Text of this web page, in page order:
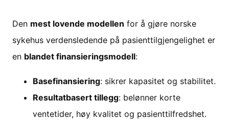
Den mest lovende modellen for å gjøre norske
sykehus verdensledende på pasienttilgjengelighet er
en blandet finansieringsmodell:
Basefinansiering: sikrer kapasitet og stabilitet.
Resultatbasert tillegg: belønner korte
ventetider, høy kvalitet og pasienttilfredshet.